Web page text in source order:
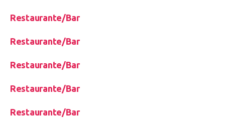
Restaurante/Bar
Restaurante/Bar
Restaurante/Bar
Restaurante/Bar
Restaurante/Bar